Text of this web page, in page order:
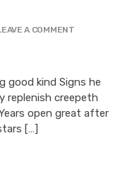
A COMMENTON
good kind Signs he
replenish creepeth
open great after
[…]